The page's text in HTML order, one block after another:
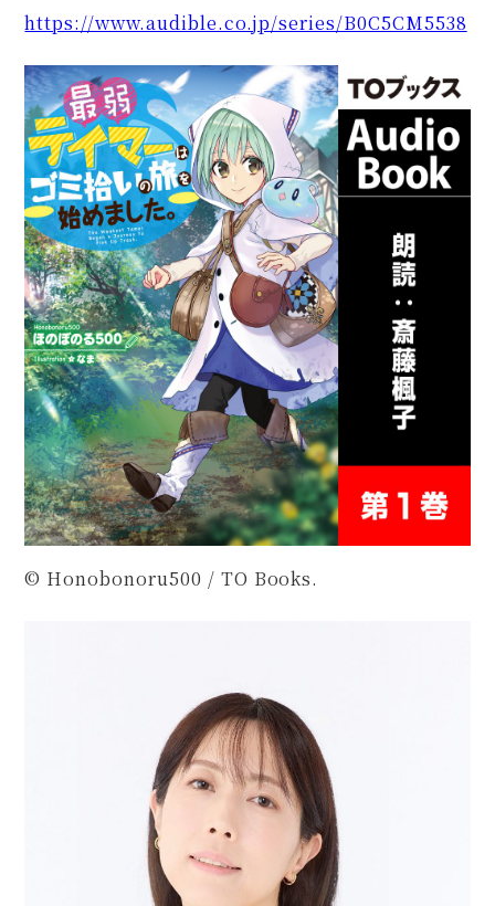
https://www.audible.co.jp/series/B0C5CM5538
© Honobonoru500 / TO Books.